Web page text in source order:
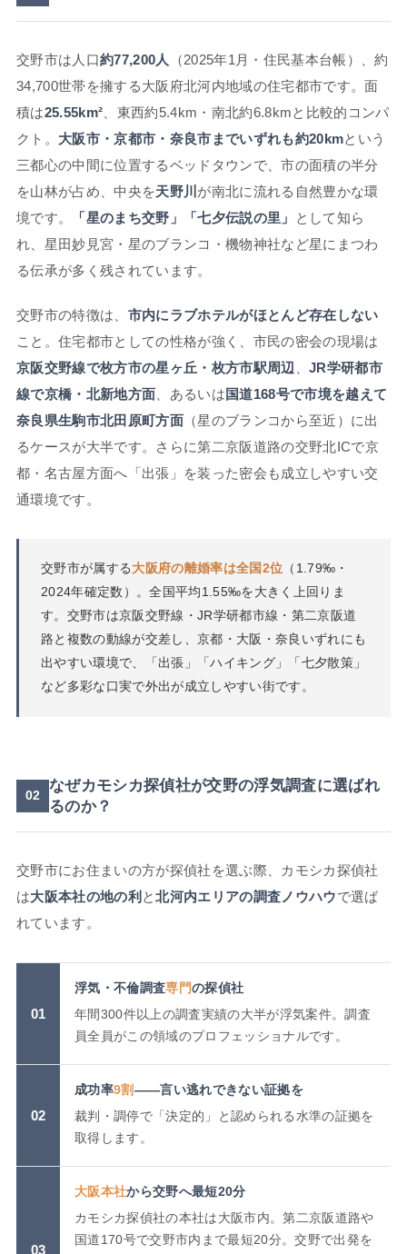
交野市は人口約77,200人
（2025年1月・住民基本台帳）、約
34,700世帯を擁する大阪府北河内地域の住宅都市です。面
積は25.55km² 、東西約5.4km・南北約6.8kmと比較的コンパ
クト。 大阪市・京都市・奈良市までいずれも約20kmという
三都心の中間に位置するベッドタウンで、市の面積の半分
を山林が占め、中央を天野川 が南北に流れる自然豊かな環
境です。
「星のまち交野」「七夕伝説の里」
として知ら
れ、星田妙見宮・星のブランコ・機物神社など星にまつわ
る伝承が多く残されています。
交野市の特徴は、 市内にラブホテルがほとんど存在しない
こと。住宅都市としての性格が強く、市民の密会の現場は
京阪交野線で枚方市の星ヶ丘・枚方市駅周辺
、JR学研都市
線で京橋・北新地方面 、あるいは 国道168号で市境を越えて
奈良県生駒市北田原町方面 （星のブランコから至近）に出
るケースが大半です。さらに第二京阪道路の交野北ICで京
都・名古屋方面へ「出張」を装った密会も成立しやすい交
通環境です。
交野市が属する 大阪府の離婚率は全国2位 （1.79‰・
2024年確定数）。全国平均1.55‰を大きく上回りま
す。交野市は京阪交野線・JR学研都市線・第二京阪道
路と複数の動線が交差し、京都・大阪・奈良いずれにも
出やすい環境で、「出張」「ハイキング」「七夕散策」
など多彩な口実で外出が成立しやすい街です。
02
なぜカモシカ探偵社が交野の浮気調査に選ばれ
るのか？
交野市にお住まいの方が探偵社を選ぶ際、カモシカ探偵社
は大阪本社の地の利 と北河内エリアの調査ノウハウで選ば
れています。
01
浮気・不倫調査専門の探偵社
年間300件以上の調査実績の大半が浮気案件。調査
員全員がこの領域のプロフェッショナルです。
02
成功率9割——言い逃れできない証拠を
裁判・調停で「決定的」と認められる水準の証拠を
取得します。
03
大阪本社から交野へ最短20分
カモシカ探偵社の本社は大阪市内。第二京阪道路や
国道170号で交野市内まで最短20分。交野で出発を